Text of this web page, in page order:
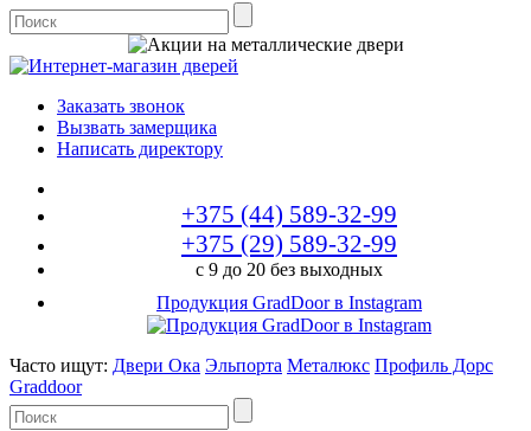
Заказать звонок
Вызвать замерщика
Написать директору
+375 (44) 589-32-99
+375 (29) 589-32-99
с 9 до 20 без выходных
Продукция GradDoor в Instagram
Часто ищут: Двери Ока Эльпорта Металюкс Профиль Дорс
Graddoor